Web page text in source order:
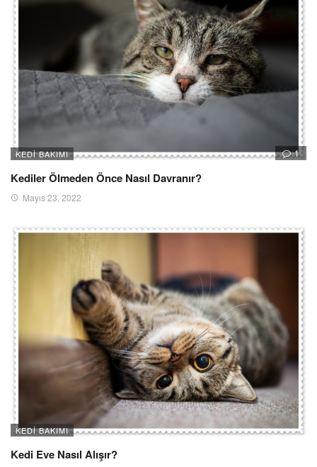
KEDI BAKIMI 1
Kediler Ölmeden Önce Nasıl Davranır?
Mayıs 23, 2022
KEDI BAKIMI
Kedi Eve Nasıl Alışır?